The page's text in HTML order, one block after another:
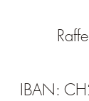
IBAN: